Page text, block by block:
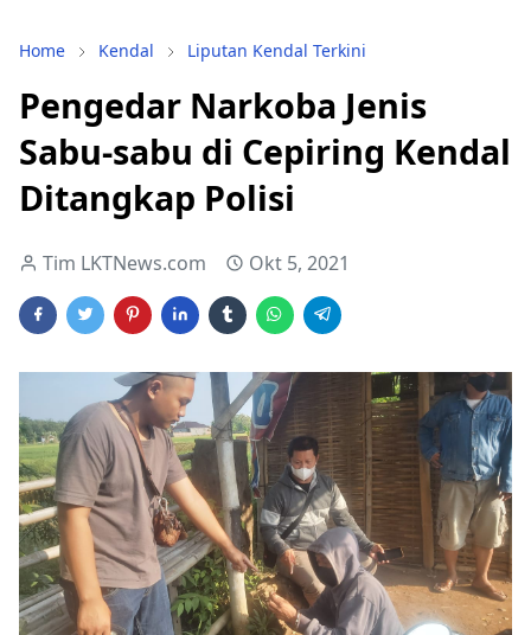
Home Kendal Liputan Kendal Terkini
Pengedar Narkoba Jenis
Sabu-sabu di Cepiring Kendal
Ditangkap Polisi
Tim LKTNews.com Okt 5, 2021